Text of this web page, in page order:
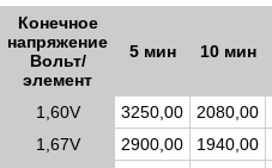
Конечное
напряжение
Вольт/
элемент
5 мин 10 мин
1,60V 3250,00 2080,00
1,67V
2900,00 1940,00